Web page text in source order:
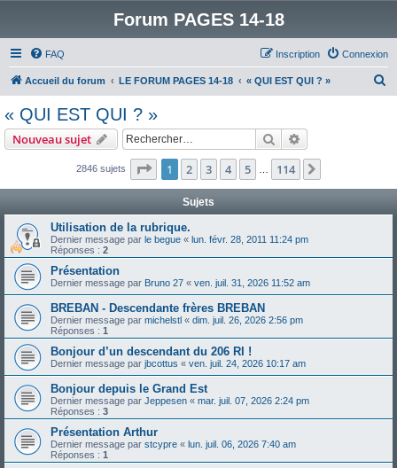
Forum PAGES 14-18
FAQ Connexion
Inscription
Accueil du forum LE FORUM PAGES 14-18 « QUI EST QUI ? »
« QUI EST QUI ? »
Nouveau sujet Rechercher
2846 sujets Page 1sur114
1 2 3 4 5 114
Sujets
Utilisation de la rubrique.
Dernier message par le begue « lun. févr. 28, 2011 11:24 pm
Réponses : 2
Présentation
Dernier message par Bruno 27 « ven. juil. 31, 2026 11:52 am
BREBAN - Descendante frères BREBAN
Dernier message par michelstl « dim. juil. 26, 2026 2:56 pm
Réponses : 1
Bonjour d’un descendant du 206 RI !
Dernier message par jbcottus « ven. juil. 24, 2026 10:17 am
Bonjour depuis le Grand Est
Dernier message par Jeppesen « mar. juil. 07, 2026 2:24 pm
Réponses : 3
Présentation Arthur
Dernier message par stcypre « lun. juil. 06, 2026 7:40 am
Réponses : 1